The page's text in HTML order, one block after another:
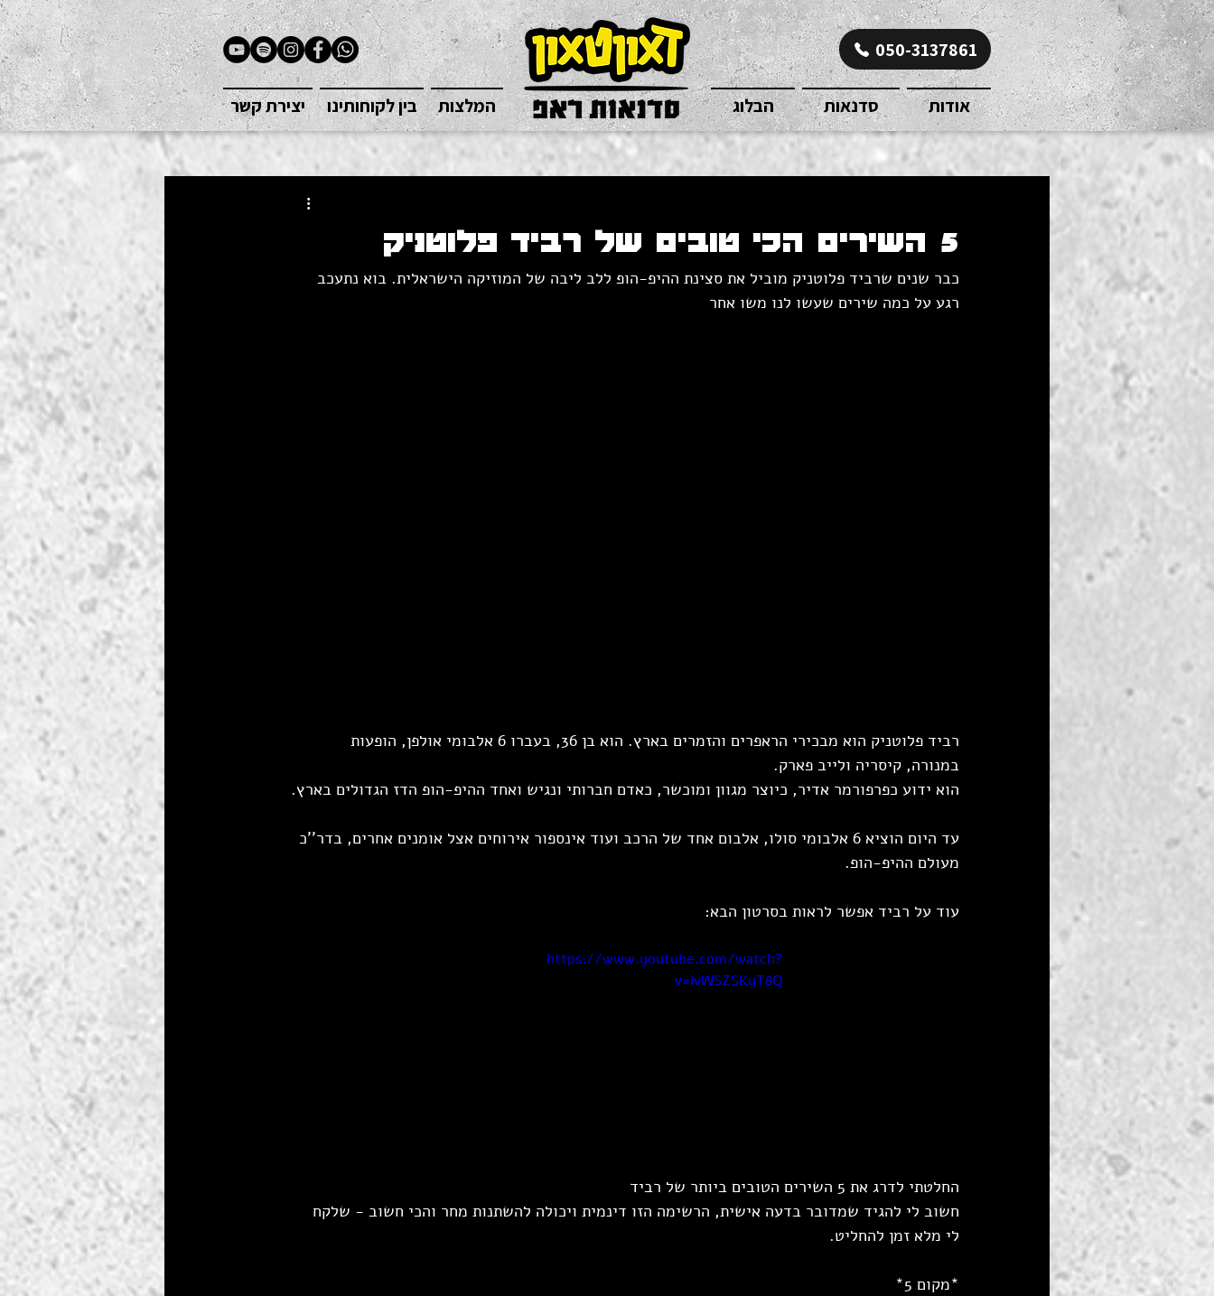
המלצות בין לקוחותינו יצירת קשר
050-3137861
אודות סדנאות הבלוג
5 השירים הכי טובים של רביד פלוטניק
כבר שנים שרביד פלוטניק מוביל את סצינת ההיפ-הופ ללב ליבה של המוזיקה הישראלית. בוא נתעכב
רגע על כמה שירים שעשו לנו משו אחר
רביד פלוטניק הוא מבכירי הראפרים והזמרים בארץ. הוא בן 36, בעברו 6 אלבומי אולפן, הופעות
במנורה, קיסריה ולייב פארק.
הוא ידוע כפרפורמר אדיר, כיוצר מגוון ומוכשר, כאדם חברותי ונגיש ואחד ההיפ-הופ הדז הגדולים בארץ.
עד היום הוציא 6 אלבומי סולו, אלבום אחד של הרכב ועוד אינספור אירוחים אצל אומנים אחרים, בדר''כ
מעולם ההיפ-הופ.
עוד על רביד אפשר לראות בסרטון הבא:
https://www.youtube.com/watch?
v=ivWSZSKyT8Q
החלטתי לדרג את 5 השירים הטובים ביותר של רביד
חשוב לי להגיד שמדובר בדעה אישית, הרשימה הזו דינמית ויכולה להשתנות מחר והכי חשוב - שלקח
לי מלא זמן להחליט.
*מקום 5*